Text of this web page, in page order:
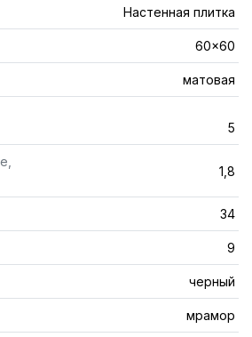
Настенная плитка
60x60
матовая
5
1,8
34
9
черный
мрамор